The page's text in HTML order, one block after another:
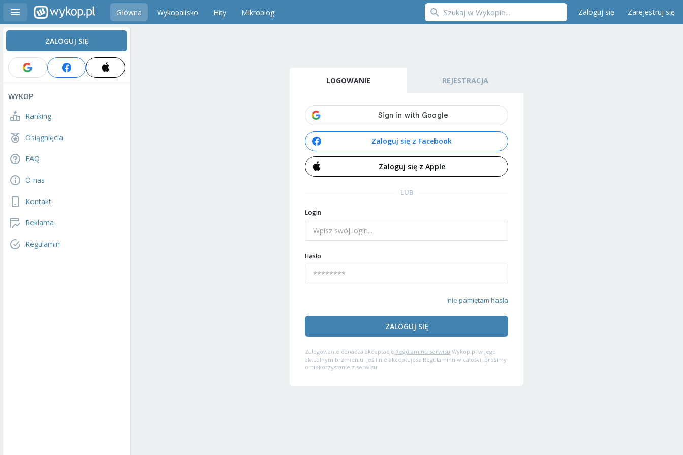
Główna Wykopalisko Hity Mikroblog Zaloguj się Zarejestruj się
ZALOGUJ SIĘ
WYKOP
Ranking
Osiągnięcia
FAQ
O nas
Kontakt
Reklama
Regulamin
LOGOWANIE REJESTRACJA
Zaloguj się z Facebook
Zaloguj się z Apple
LUB
Login
Hasło
nie pamiętam hasła
ZALOGUJ SIĘ
Zalogowanie oznacza akceptację Regulaminu serwisu Wykop.pl w jego
aktualnym brzmieniu. Jeśli nie akceptujesz Regulaminu w całości, prosimy
o niekorzystanie z serwisu.